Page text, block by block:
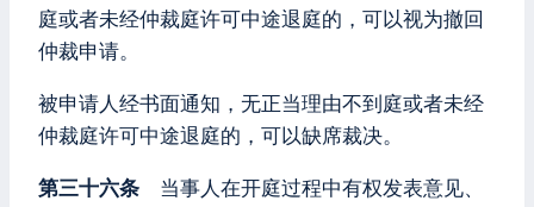
庭或者未经仲裁庭许可中途退庭的，可以视为撤回
仲裁申请。
被申请人经书面通知，无正当理由不到庭或者未经
仲裁庭许可中途退庭的，可以缺席裁决。
第三十六条 当事人在开庭过程中有权发表意见、